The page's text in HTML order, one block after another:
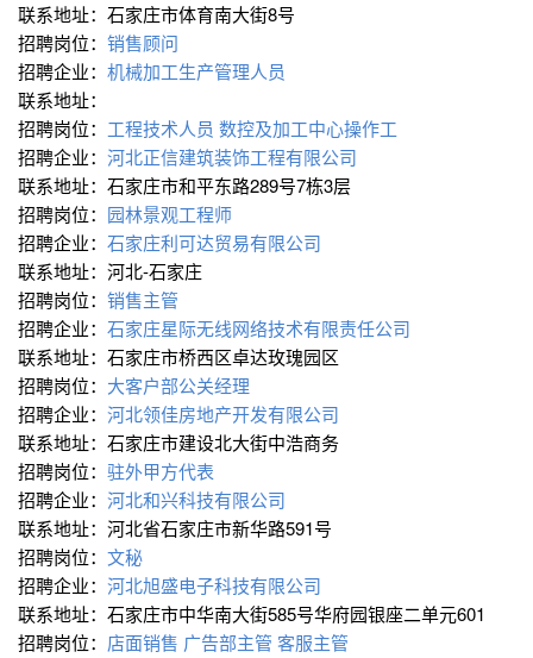
联系地址：石家庄市体育南大街8号
招聘岗位： 销售顾问
招聘企业： 机械加工生产管理人员
联系地址：
招聘岗位： 工程技术人员 数控及加工中心操作工
招聘企业： 河北正信建筑装饰工程有限公司
联系地址：石家庄市和平东路289号7栋3层
招聘岗位： 园林景观工程师
招聘企业： 石家庄利可达贸易有限公司
联系地址：河北-石家庄
招聘岗位： 销售主管
招聘企业： 石家庄星际无线网络技术有限责任公司
联系地址：石家庄市桥西区卓达玫瑰园区
招聘岗位： 大客户部公关经理
招聘企业： 河北领佳房地产开发有限公司
联系地址：石家庄市建设北大街中浩商务
招聘岗位： 驻外甲方代表
招聘企业： 河北和兴科技有限公司
联系地址：河北省石家庄市新华路591号
招聘岗位： 文秘
招聘企业： 河北旭盛电子科技有限公司
联系地址：石家庄市中华南大街585号华府园银座二单元601
招聘岗位： 店面销售 广告部主管 客服主管